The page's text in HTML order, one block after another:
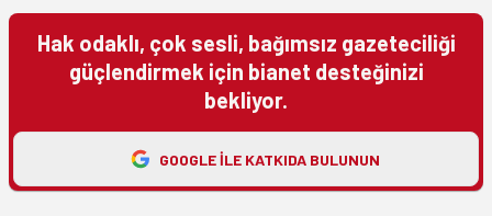
Hak odaklı, çok sesli, bağımsız gazeteciliği
güçlendirmek için bianet desteğinizi
bekliyor.
GOOGLE ILE KATKIDA BULUNUN